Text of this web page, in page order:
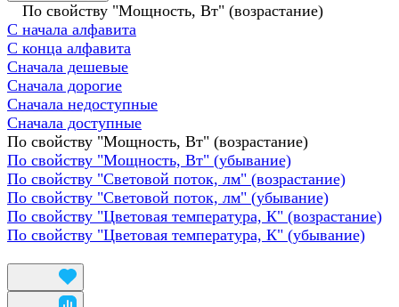
По свойству "Мощность, Вт" (возрастание)
С начала алфавита
С конца алфавита
Сначала дешевые
Сначала дорогие
Сначала недоступные
Сначала доступные
По свойству "Мощность, Вт" (возрастание)
По свойству "Мощность, Вт" (убывание)
По свойству "Световой поток, лм" (возрастание)
По свойству "Световой поток, лм" (убывание)
По свойству "Цветовая температура, К" (возрастание)
По свойству "Цветовая температура, К" (убывание)